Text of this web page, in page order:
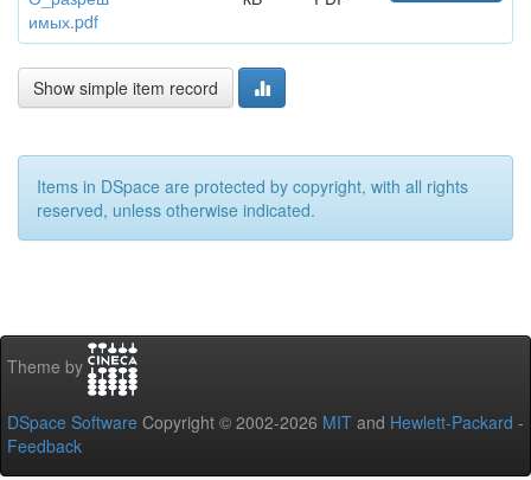
имых.pdf
Show simple item record
Items in DSpace are protected by copyright, with all rights
reserved, unless otherwise indicated.
Theme by
DSpace Software Copyright © 2002-2026 MIT and Hewlett-Packard -
Feedback